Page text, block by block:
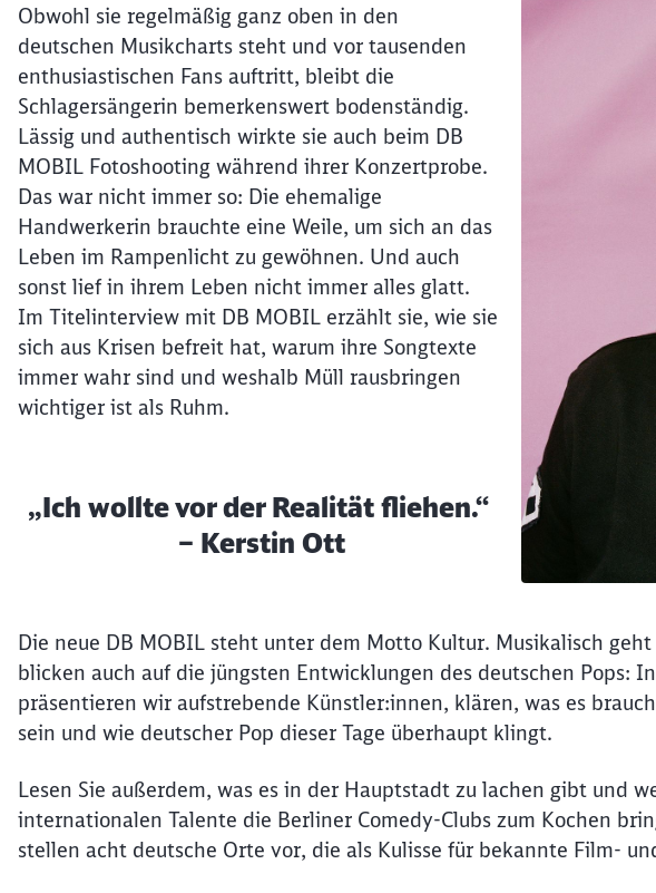
Obwohl sie regelmäßig ganz oben in den
deutschen Musikcharts steht und vor tausenden
enthusiastischen Fans auftritt, bleibt die
Schlagersängerin bemerkenswert bodenständig.
Lässig und authentisch wirkte sie auch beim DB
MOBIL Fotoshooting während ihrer Konzertprobe.
Das war nicht immer so: Die ehemalige
Handwerkerin brauchte eine Weile, um sich an das
Leben im Rampenlicht zu gewöhnen. Und auch
sonst lief in ihrem Leben nicht immer alles glatt.
Im Titelinterview mit DB MOBIL erzählt sie, wie sie
sich aus Krisen befreit hat, warum ihre Songtexte
immer wahr sind und weshalb Müll rausbringen
wichtiger ist als Ruhm.
„Ich wollte vor der Realität fliehen.“
– Kerstin Ott
Die neue DB MOBIL steht unter dem Motto Kultur. Musikalisch
blicken auch auf die jüngsten Entwicklungen des deutschen Pops:
präsentieren wir aufstrebende Künstler:innen, klären, was es
sein und wie deutscher Pop dieser Tage überhaupt klingt.
Lesen Sie außerdem, was es in der Hauptstadt zu lachen gibt und
internationalen Talente die Berliner Comedy-Clubs zum Kochen
stellen acht deutsche Orte vor, die als Kulisse für bekannte Film-
Möchten Sie